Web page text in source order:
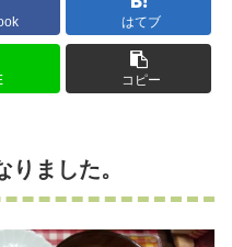
はてブ
コピー
ました。